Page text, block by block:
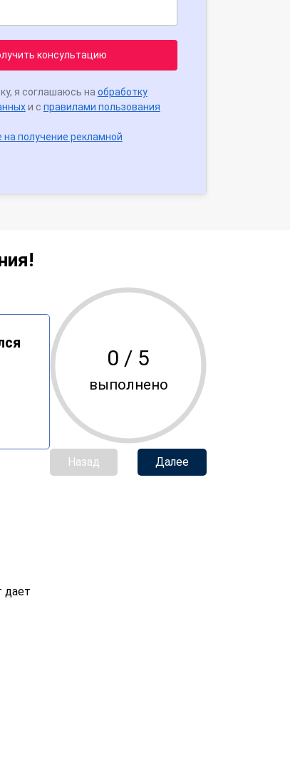
консультацию
я соглашаюсь на обработку
и с правилами пользования
получение рекламной
0 / 5
выполнено
Назад Далее
дает